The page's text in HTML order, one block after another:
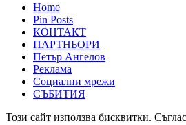
Home
Pin Posts
КОНТАКТ
ПАРТНЬОРИ
Петър Ангелов
Реклама
Социални мрежи
СЪБИТИЯ
Този сайт използва бисквитки.